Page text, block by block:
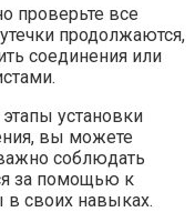
проверьте все
продолжаются,
соединения или
установки
вы можете
соблюдать
за помощью к
в своих навыках.